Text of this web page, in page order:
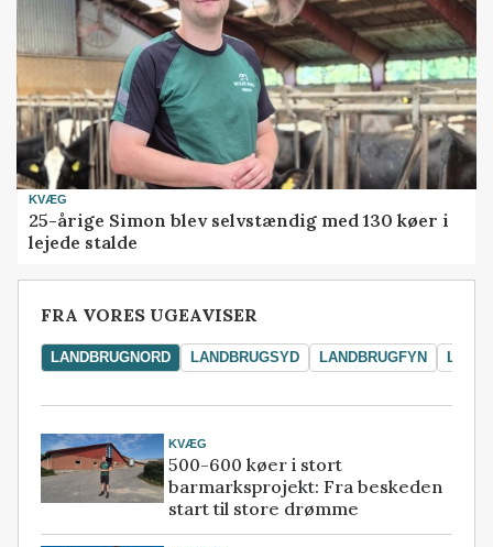
KVÆG
25-årige Simon blev selvstændig med 130 køer i
lejede stalde
FRA VORES UGEAVISER
LANDBRUGNORD LANDBRUGSYD LANDBRUGFYN
KVÆG
500-600 køer i stort
barmarksprojekt: Fra beskeden
start til store drømme